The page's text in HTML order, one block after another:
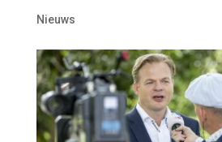
Nieuws